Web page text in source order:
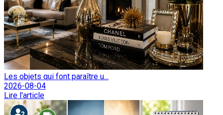
Les objets qui font paraître u...
2026-08-04
Lire l'article